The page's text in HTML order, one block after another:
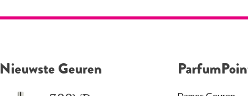
Nieuwste Geuren